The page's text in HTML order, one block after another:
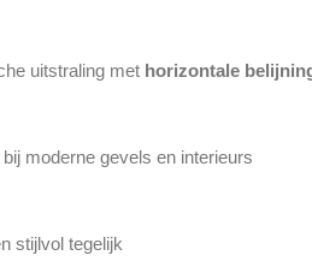
uitstraling met horizontale
moderne gevels en interieurs
stijlvol tegelijk